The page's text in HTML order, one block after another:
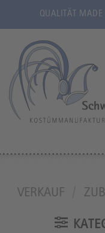
Inhalt
springen
QUALITÄT
VERKAUF